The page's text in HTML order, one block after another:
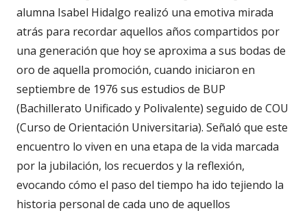
alumna Isabel Hidalgo realizó una emotiva mirada
atrás para recordar aquellos años compartidos por
una generación que hoy se aproxima a sus bodas de
oro de aquella promoción, cuando iniciaron en
septiembre de 1976 sus estudios de BUP
(Bachillerato Unificado y Polivalente) seguido de COU
(Curso de Orientación Universitaria). Señaló que este
encuentro lo viven en una etapa de la vida marcada
por la jubilación, los recuerdos y la reflexión,
evocando cómo el paso del tiempo ha ido tejiendo la
historia personal de cada uno de aquellos